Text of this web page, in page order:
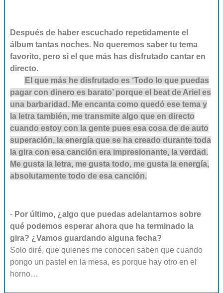
Después de haber escuchado repetidamente el
álbum tantas noches. No queremos saber tu tema
favorito, pero si el que más has disfrutado cantar en
directo.
El que más he disfrutado es ‘Todo lo que puedas
pagar con dinero es barato’ porque el beat de Ariel es
una barbaridad. Me encanta como quedó ese tema y
la letra también, me transmite algo que en directo
cuando estoy con la gente pues esa cosa de de auto
superación, la energía que se ha creado durante toda
la gira con esa canción era impresionante, la verdad.
Me gusta la letra, me gusta todo, me gusta la energía,
absolutamente todo de esa canción.
- Por último, ¿algo que puedas adelantarnos sobre
qué podemos esperar ahora que ha terminado la
gira? ¿Vamos guardando alguna fecha?
Solo diré, que quienes me conocen saben que cuando
pongo un pastel en la mesa, es porque hay otro en el
horno…